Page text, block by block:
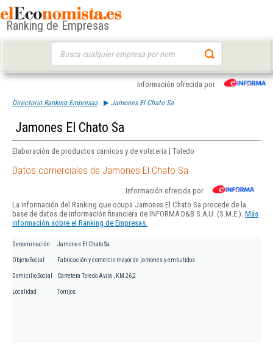
Ranking de Empresas
Información ofrecida por
Directorio Ranking Empresas Jamones El Chato Sa
Jamones El Chato Sa
Elaboración de productos cárnicos y de volatería | Toledo
Datos comerciales de Jamones El Chato Sa
Información ofrecida por
La información del Ranking que ocupa Jamones El Chato Sa procede de la
base de datos de información financiera de INFORMA D&B S.A.U. (S.M.E.). Más
información sobre el Ranking de Empresas.
Denominación Jamones El Chato Sa
Objeto Social Fabricación y comercio mayor de jamones y embutidos
Domicilio Social Carretera Toledo Avila , KM 26,2
Localidad Torrijos